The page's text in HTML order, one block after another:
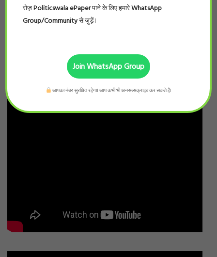
रोज़Politicswala ePaperपाने के लिए हमारेWhatsApp
Group/Communityसे जुड़ें।
Join WhatsApp Group
आपका नंबर सुरक्षित रहेगा। आप कभी भी अनसब्सक्राइब कर सकते हैं।